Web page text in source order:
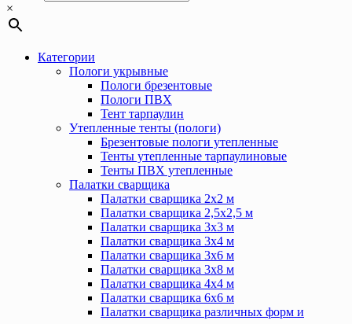
×
Категории
Пологи укрывные
Пологи брезентовые
Пологи ПВХ
Тент тарпаулин
Утепленные тенты (пологи)
Брезентовые пологи утепленные
Тенты утепленные тарпаулиновые
Тенты ПВХ утепленные
Палатки сварщика
Палатки сварщика 2х2 м
Палатки сварщика 2,5х2,5 м
Палатки сварщика 3х3 м
Палатки сварщика 3х4 м
Палатки сварщика 3х6 м
Палатки сварщика 3х8 м
Палатки сварщика 4х4 м
Палатки сварщика 6х6 м
Палатки сварщика различных форм и